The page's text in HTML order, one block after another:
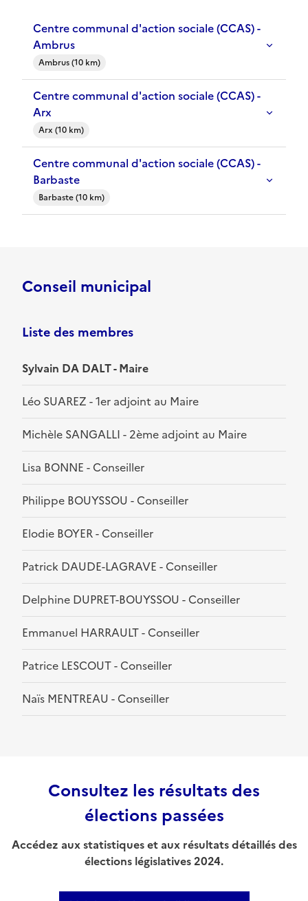
Centre communal d'action sociale (CCAS) -
Ambrus
Ambrus (10 km)
Centre communal d'action sociale (CCAS) -
Arx
Arx (10 km)
Centre communal d'action sociale (CCAS) -
Barbaste
Barbaste (10 km)
Conseil municipal
Liste des membres
Sylvain DA DALT - Maire
Léo SUAREZ - 1er adjoint au Maire
Michèle SANGALLI - 2ème adjoint au Maire
Lisa BONNE - Conseiller
Philippe BOUYSSOU - Conseiller
Elodie BOYER - Conseiller
Patrick DAUDE-LAGRAVE - Conseiller
Delphine DUPRET-BOUYSSOU - Conseiller
Emmanuel HARRAULT - Conseiller
Patrice LESCOUT - Conseiller
Naïs MENTREAU - Conseiller
Consultez les résultats des
élections passées
Accédez aux statistiques et aux résultats détaillés des
élections législatives 2024.